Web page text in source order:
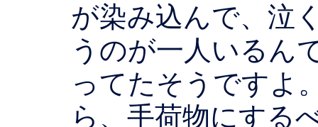
が染み込んで、泣
うのが一人いるん
ってたそうですよ
ら、手荷物にする